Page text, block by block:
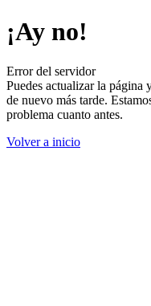
¡Ay no!
Error del servidor
Puedes actualizar la página
de nuevo más tarde.
problema cuanto antes.
Volver a inicio